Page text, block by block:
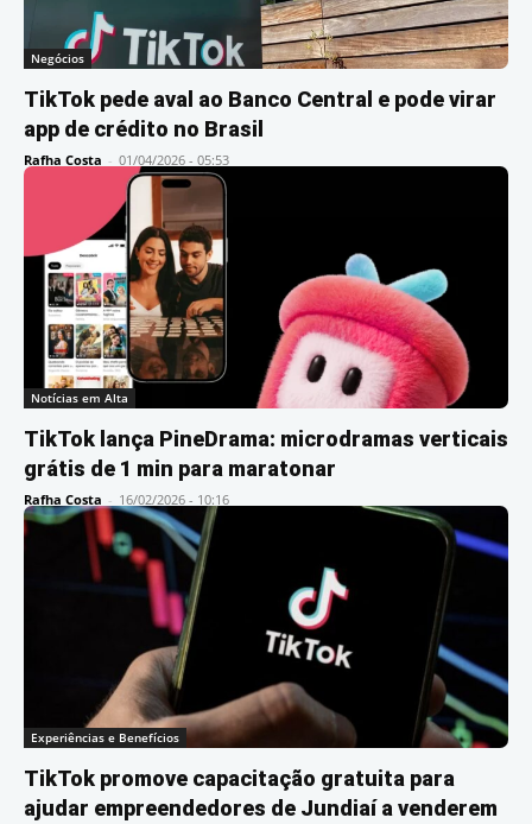
Negócios
TikTok pede aval ao Banco Central e pode virar
app de crédito no Brasil
Rafha Costa - 01/04/2026 - 05:53
Notícias em Alta
TikTok lança PineDrama: microdramas verticais
grátis de 1 min para maratonar
Rafha Costa - 16/02/2026 - 10:16
Experiências e Benefícios
TikTok promove capacitação gratuita para
ajudar empreendedores de Jundiaí a venderem